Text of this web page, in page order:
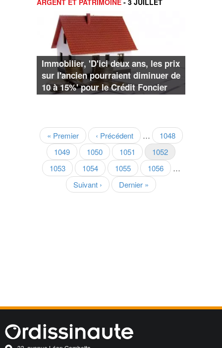
ARGENT ET PATRIMOINE - 3 JUILLET
Immobilier, 'D'ici deux ans, les prix
sur l'ancien pourraient diminuer de
10 à 15%' pour le Crédit Foncier
Pagination
Première
page
« Premier
Page
précédente
‹ Précédent … Page
1048
Page
1049 Page
1050 Page
1051
Page
courante
1052
Page
1053 Page
1054 Page
1055 Page
1056
…
Page
suivante
Suivant ›
Dernière
page
Dernier »